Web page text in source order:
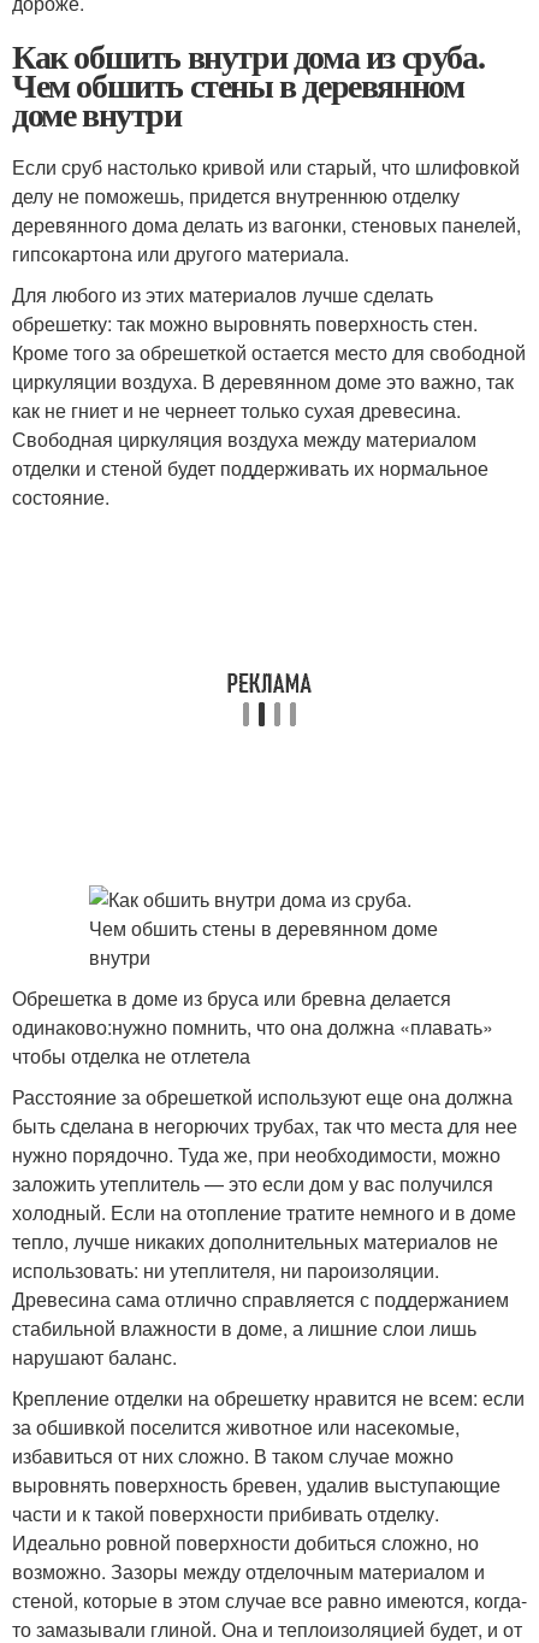
Как обшить внутри дома из сруба.
Чем обшить стены в деревянном
доме внутри
Если сруб настолько кривой или старый, что шлифовкой
делу не поможешь, придется внутреннюю отделку
деревянного дома делать из вагонки, стеновых панелей,
гипсокартона или другого материала.
Для любого из этих материалов лучше сделать
обрешетку: так можно выровнять поверхность стен.
Кроме того за обрешеткой остается место для свободной
циркуляции воздуха. В деревянном доме это важно, так
как не гниет и не чернеет только сухая древесина.
Свободная циркуляция воздуха между материалом
отделки и стеной будет поддерживать их нормальное
состояние.
Обрешетка в доме из бруса или бревна делается
одинаково:нужно помнить, что она должна «плавать»
чтобы отделка не отлетела
Расстояние за обрешеткой используют еще она должна
быть сделана в негорючих трубах, так что места для нее
нужно порядочно. Туда же, при необходимости, можно
заложить утеплитель — это если дом у вас получился
холодный. Если на отопление тратите немного и в доме
тепло, лучше никаких дополнительных материалов не
использовать: ни утеплителя, ни пароизоляции.
Древесина сама отлично справляется с поддержанием
стабильной влажности в доме, а лишние слои лишь
нарушают баланс.
Крепление отделки на обрешетку нравится не всем: если
за обшивкой поселится животное или насекомые,
избавиться от них сложно. В таком случае можно
выровнять поверхность бревен, удалив выступающие
части и к такой поверхности прибивать отделку.
Идеально ровной поверхности добиться сложно, но
возможно. Зазоры между отделочным материалом и
стеной, которые в этом случае все равно имеются, когда-
то замазывали глиной. Она и теплоизоляцией будет, и от